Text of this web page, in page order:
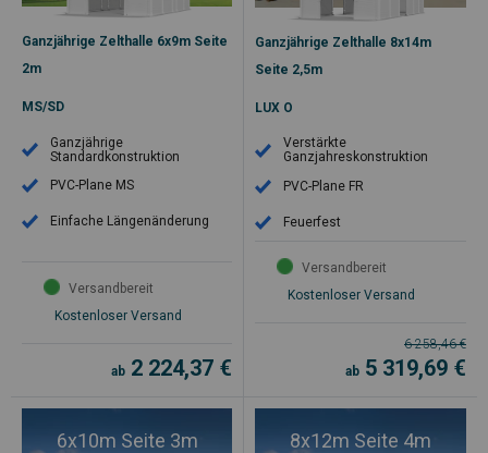
Ganzjährige Zelthalle 6x9m Seite
2m
MS/SD
Ganzjährige
Standardkonstruktion
PVC-Plane MS
Einfache Längenänderung
Versandbereit
Kostenloser Versand
ab 2 224,37 €
Ganzjährige Zelthalle 8x14m
Seite 2,5m
LUX O
Verstärkte
Ganzjahreskonstruktion
PVC-Plane FR
Feuerfest
Versandbereit
Kostenloser Versand
6 258,46€
ab 5 319,69 €
6x10m Seite 3m 8x12m Seite 4m